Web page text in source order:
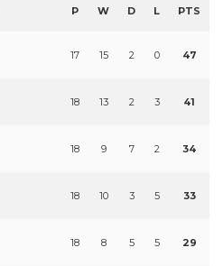
P W D L PTS
17 15 2 0 47
18 13 2 3 41
18 9 7 2 34
18 10 3 5 33
18 8 5 5 29